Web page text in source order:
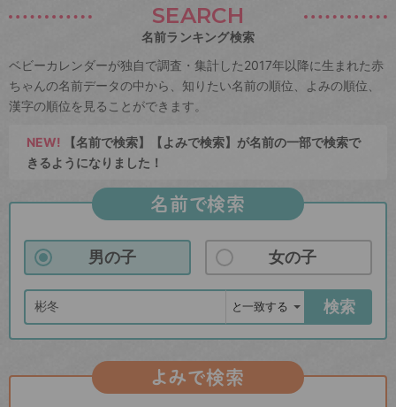
SEARCH
名前ランキング検索
ベビーカレンダーが独自で調査・集計した2017年以降に生まれた赤
ちゃんの名前データの中から、知りたい名前の順位、よみの順位、
漢字の順位を見ることができます。
NEW! 【名前で検索】【よみで検索】が名前の一部で検索で
きるようになりました！
名前で検索
男の子 女の子
検索
よみで検索